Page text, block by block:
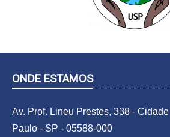
ONDE ESTAMOS
Av. Prof. Lineu Prestes, 338 -
Paulo - SP -